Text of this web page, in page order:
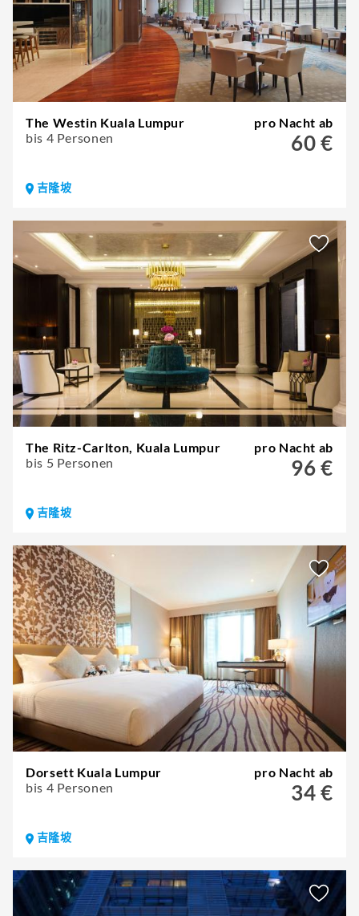
The Westin Kuala Lumpur
bis 4 Personen
pro Nacht ab
60 €
吉隆坡
The Ritz-Carlton, Kuala Lumpur
bis 5 Personen
pro Nacht ab
96 €
吉隆坡
Dorsett Kuala Lumpur
bis 4 Personen
pro Nacht ab
34 €
吉隆坡